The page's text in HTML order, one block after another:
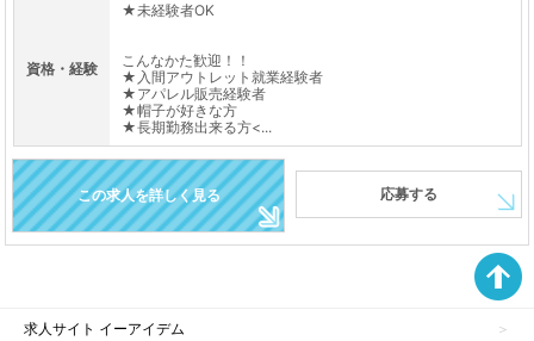
資格・経験
★未経験者OK
こんなかた歓迎！！
★入間アウトレット就業経験者
★アパレル販売経験者
★帽子が好きな方
★長期勤務出来る方<...
この求人を詳しく見る 応募する
求人サイト イーアイデム